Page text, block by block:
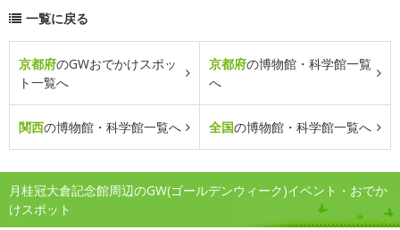
一覧に戻る
京都府のGWおでかけスポッ
ト一覧へ
京都府の博物館・科学館一覧
へ
関西の博物館・科学館一覧へ 全国の博物館・科学館一覧へ
月桂冠大倉記念館周辺のGW(ゴールデンウィーク)イベント・おでか
けスポット